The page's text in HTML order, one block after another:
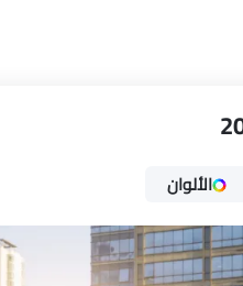
الألوان